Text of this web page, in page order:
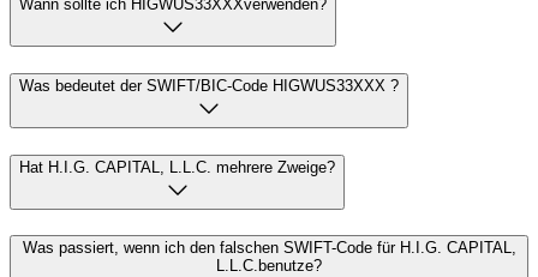
Wann sollte ich HIGWUS33XXXverwenden?
Was bedeutet der SWIFT/BIC-Code HIGWUS33XXX ?
Hat H.I.G. CAPITAL, L.L.C. mehrere Zweige?
Was passiert, wenn ich den falschen SWIFT-Code für H.I.G. CAPITAL,
L.L.C.benutze?